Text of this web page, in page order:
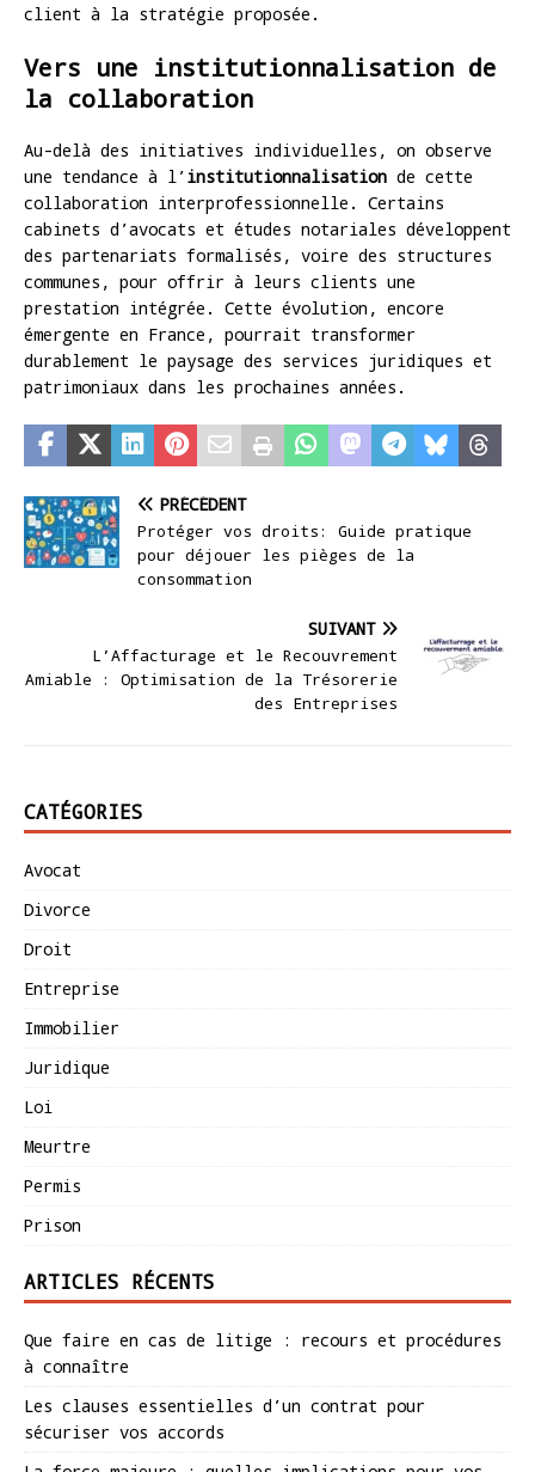
client à la stratégie proposée.
Vers une institutionnalisation de
la collaboration
Au-delà des initiatives individuelles, on observe
une tendance à l’institutionnalisation de cette
collaboration interprofessionnelle. Certains
cabinets d’avocats et études notariales développent
des partenariats formalisés, voire des structures
communes, pour offrir à leurs clients une
prestation intégrée. Cette évolution, encore
émergente en France, pourrait transformer
durablement le paysage des services juridiques et
patrimoniaux dans les prochaines années.
PRÉCÉDENT
Protéger vos droits: Guide pratique
pour déjouer les pièges de la
consommation
SUIVANT
L’Affacturage et le Recouvrement
Amiable : Optimisation de la Trésorerie
des Entreprises
CATÉGORIES
Avocat
Divorce
Droit
Entreprise
Immobilier
Juridique
Loi
Meurtre
Permis
Prison
ARTICLES RÉCENTS
Que faire en cas de litige : recours et procédures
à connaître
Les clauses essentielles d’un contrat pour
sécuriser vos accords